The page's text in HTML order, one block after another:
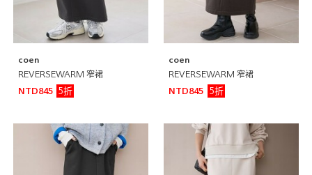
coen
REVERSEWARM 窄裙
NTD845
5折
coen
REVERSEWARM 窄裙
NTD845
5折